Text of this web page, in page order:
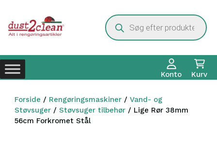
indhold
Products
search
Konto Kurv
Forside / Rengøringsmaskiner / Vand- og
Støvsuger / Støvsuger tilbehør / Lige Rør 38mm
56cm Forkromet Stål